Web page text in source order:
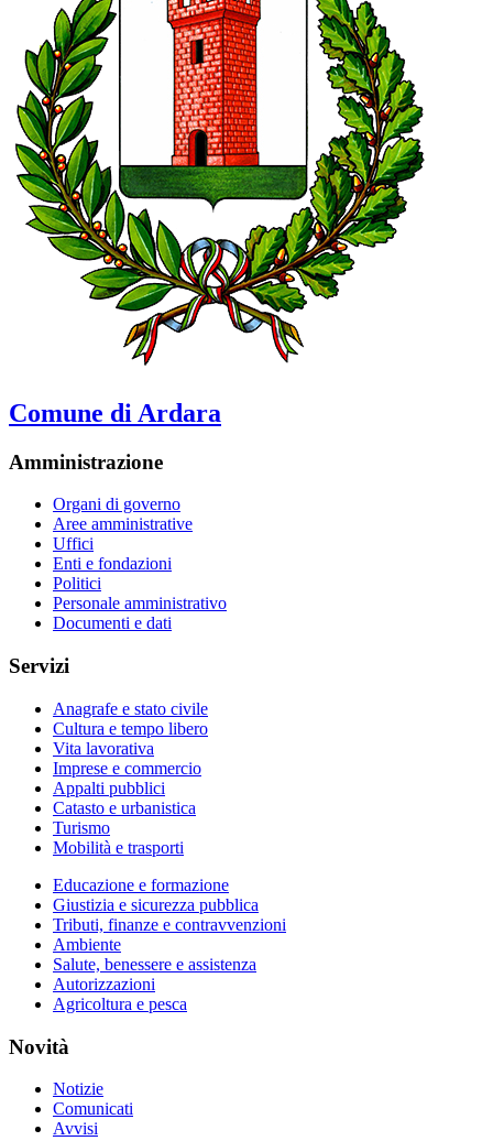
Comune di Ardara
Amministrazione
Organi di governo
Aree amministrative
Uffici
Enti e fondazioni
Politici
Personale amministrativo
Documenti e dati
Servizi
Anagrafe e stato civile
Cultura e tempo libero
Vita lavorativa
Imprese e commercio
Appalti pubblici
Catasto e urbanistica
Turismo
Mobilità e trasporti
Educazione e formazione
Giustizia e sicurezza pubblica
Tributi, finanze e contravvenzioni
Ambiente
Salute, benessere e assistenza
Autorizzazioni
Agricoltura e pesca
Novità
Notizie
Comunicati
Avvisi